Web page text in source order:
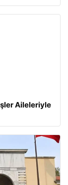
Aileleriyle